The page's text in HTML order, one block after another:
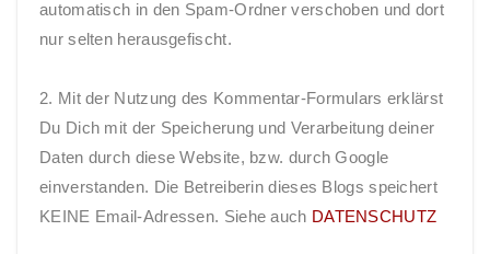
automatisch in den Spam-Ordner verschoben und dort
nur selten herausgefischt.
2. Mit der Nutzung des Kommentar-Formulars erklärst
Du Dich mit der Speicherung und Verarbeitung deiner
Daten durch diese Website, bzw. durch Google
einverstanden. Die Betreiberin dieses Blogs speichert
KEINE Email-Adressen. Siehe auch DATENSCHUTZ